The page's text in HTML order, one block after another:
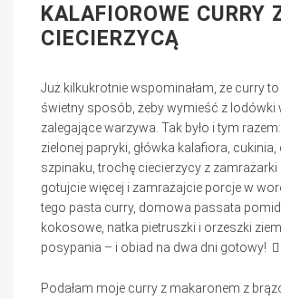
KALAFIOROWE CURRY
CIECIERZYCĄ
Już kilkukrotnie wspominałam, że curry
świetny sposób, żeby wymieść z lodówki
zalegające warzywa. Tak było i tym
zielonej papryki, główka kalafiora,
szpinaku, trochę ciecierzycy z zamrażarki
gotujcie więcej i zamrażajcie porcje w
tego pasta curry, domowa passata
kokosowe, natka pietruszki i orzeszki
posypania – i obiad na dwa dni gotowy!
Podałam moje curry z makaronem z